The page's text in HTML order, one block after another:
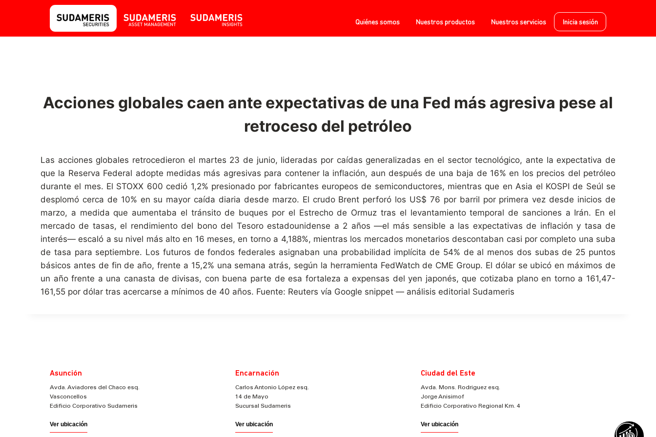
Quiénes somos Nuestros productos Nuestros servicios Inicia sesión
Acciones globales caen ante expectativas de una Fed más agresiva pese al
retroceso del petróleo
Las acciones globales retrocedieron el martes 23 de junio, lideradas por caídas generalizadas en el sector tecnológico, ante la expectativa de
que la Reserva Federal adopte medidas más agresivas para contener la inflación, aun después de una baja de 16% en los precios del petróleo
durante el mes. El STOXX 600 cedió 1,2% presionado por fabricantes europeos de semiconductores, mientras que en Asia el KOSPI de Seúl se
desplomó cerca de 10% en su mayor caída diaria desde marzo. El crudo Brent perforó los US$ 76 por barril por primera vez desde inicios de
marzo, a medida que aumentaba el tránsito de buques por el Estrecho de Ormuz tras el levantamiento temporal de sanciones a Irán. En el
mercado de tasas, el rendimiento del bono del Tesoro estadounidense a 2 años —el más sensible a las expectativas de inflación y tasa de
interés— escaló a su nivel más alto en 16 meses, en torno a 4,188%, mientras los mercados monetarios descontaban casi por completo una suba
de tasa para septiembre. Los futuros de fondos federales asignaban una probabilidad implícita de 54% de al menos dos subas de 25 puntos
básicos antes de fin de año, frente a 15,2% una semana atrás, según la herramienta FedWatch de CME Group. El dólar se ubicó en máximos de
un año frente a una canasta de divisas, con buena parte de esa fortaleza a expensas del yen japonés, que cotizaba plano en torno a 161,47-
161,55 por dólar tras acercarse a mínimos de 40 años. Fuente: Reuters vía Google snippet — análisis editorial Sudameris
Asunción
Avda. Aviadores del Chaco esq.
Vasconcellos
Edificio Corporativo Sudameris
Ver ubicación
Encarnación
Carlos Antonio López esq.
14 de Mayo
Sucursal Sudameris
Ver ubicación
Ciudad del Este
Avda. Mons. Rodriguez esq.
Jorge Anisimof
Edificio Corporativo Regional Km. 4
Ver ubicación